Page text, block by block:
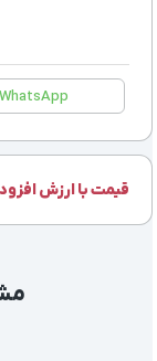
WhatsApp
قیمت با ارزش